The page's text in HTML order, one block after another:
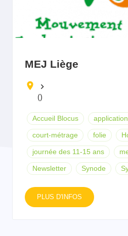
MEJ Liège
keyboard_arrow_right
()
Accueil Blocus application
court-métrage folie
journée des 11-15 ans
Newsletter Synode
PLUS D'INFOS